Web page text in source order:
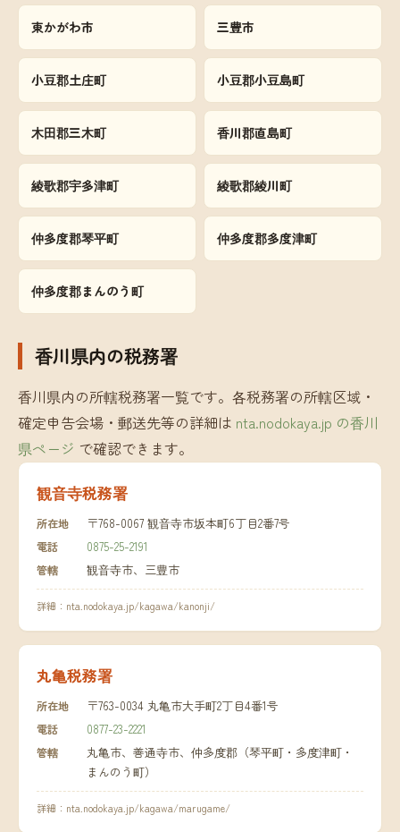
東かがわ市 三豊市
小豆郡土庄町 小豆郡小豆島町
木田郡三木町 香川郡直島町
綾歌郡宇多津町 綾歌郡綾川町
仲多度郡琴平町 仲多度郡多度津町
仲多度郡まんのう町
香川県内の税務署
香川県内の所轄税務署一覧です。各税務署の所轄区域・
確定申告会場・郵送先等の詳細は nta.nodokaya.jp の香川
県ページ で確認できます。
観音寺税務署
所在地 〒768-0067 観音寺市坂本町6丁目2番7号
電話 0875-25-2191
管轄 観音寺市、三豊市
詳細： nta.nodokaya.jp/kagawa/kanonji/
丸亀税務署
所在地 〒763-0034 丸亀市大手町2丁目4番1号
電話 0877-23-2221
管轄
丸亀市、善通寺市、仲多度郡（琴平町・多度津町・
まんのう町）
詳細： nta.nodokaya.jp/kagawa/marugame/